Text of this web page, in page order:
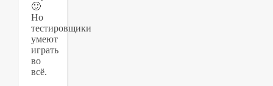
🙂
Но
тестировщики
умеют
играть
во
всё.